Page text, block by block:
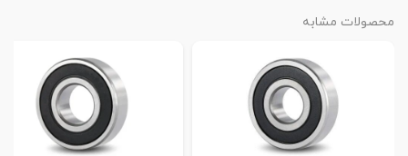
محصولات مشابه